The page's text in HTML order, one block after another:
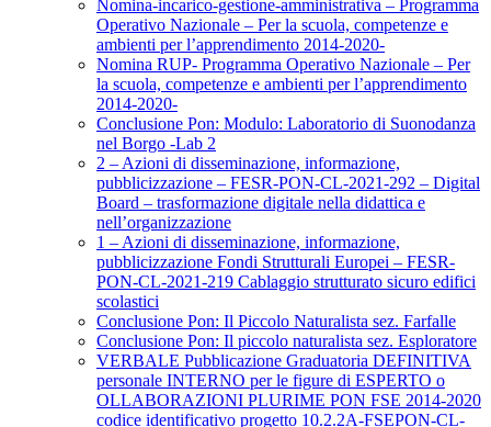
Nomina-incarico-gestione-amministrativa – Programma
Operativo Nazionale – Per la scuola, competenze e
ambienti per l’apprendimento 2014-2020-
Nomina RUP- Programma Operativo Nazionale – Per
la scuola, competenze e ambienti per l’apprendimento
2014-2020-
Conclusione Pon: Modulo: Laboratorio di Suonodanza
nel Borgo -Lab 2
2 – Azioni di disseminazione, informazione,
pubblicizzazione – FESR-PON-CL-2021-292 – Digital
Board – trasformazione digitale nella didattica e
nell’organizzazione
1 – Azioni di disseminazione, informazione,
pubblicizzazione Fondi Strutturali Europei – FESR-
PON-CL-2021-219 Cablaggio strutturato sicuro edifici
scolastici
Conclusione Pon: Il Piccolo Naturalista sez. Farfalle
Conclusione Pon: Il piccolo naturalista sez. Esploratore
VERBALE Pubblicazione Graduatoria DEFINITIVA
personale INTERNO per le figure di ESPERTO o
OLLABORAZIONI PLURIME PON FSE 2014-2020
codice identificativo progetto 10.2.2A-FSEPON-CL-